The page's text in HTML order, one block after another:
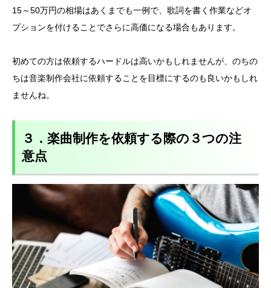
15～50万円の相場はあくまでも一例で、歌詞を書く作業などオ
プションを付けることでさらに高価になる場合もあります。
初めての方は依頼するハードルは高いかもしれませんが、のちの
ちは音楽制作会社に依頼することを目標にするのも良いかもしれ
ませんね。
３．楽曲制作を依頼する際の３つの注
意点